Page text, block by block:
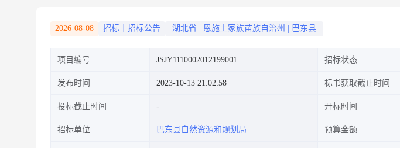
2026-08-08 招标｜招标公告 湖北省 恩施土家族苗族自治州 巴东县
项目编号 JSJY1110002012199001 招标状态
发布时间 2023-10-13 21:02:58 标书获取截止时间
投标截止时间 开标时间
招标单位 巴东县自然资源和规划局 预算金额